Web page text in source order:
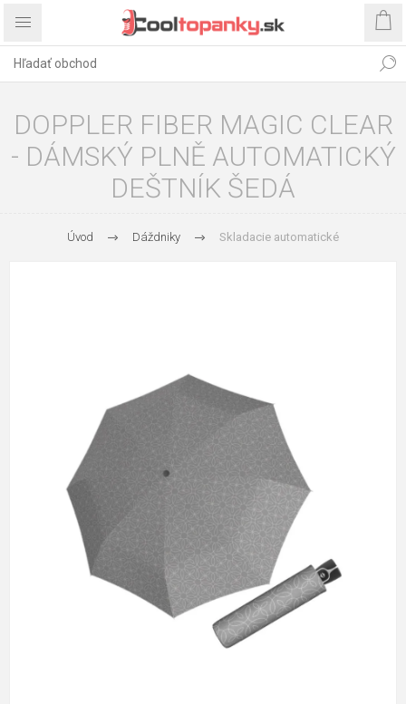
DOPPLER FIBER MAGIC CLEAR
- DÁMSKÝ PLNĚ AUTOMATICKÝ
DEŠTNÍK ŠEDÁ
Úvod Dáždniky Skladacie automatické